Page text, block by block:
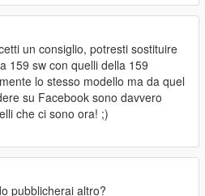
un consiglio, potresti sostituire
159 sw con quelli della 159
lo stesso modello ma da quel
su Facebook sono davvero
che ci sono ora! ;)
pubblicherai altro?